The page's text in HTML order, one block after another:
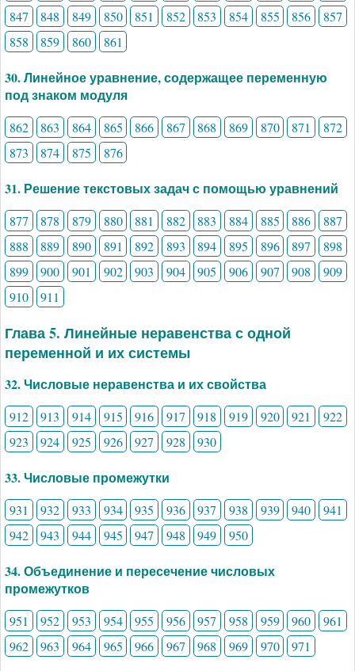
847
848 849 850 851 852 853 854 855 856
857
858
859 860 861
30. Линейное уравнение, содержащее переменную
под знаком модуля
862 863 864 865 866 867 868 869 870 871
872
873
874 875 876
31. Решение текстовых задач с помощью уравнений
877 878 879 880 881 882 883 884 885 886
887
888
889 890 891 892 893 894 895 896 897
898
899
900 901 902 903 904 905 906 907 908
909
910
911
Глава 5. Линейные неравенства с одной
переменной и их системы
32. Числовые неравенства и их свойства
912 913 914 915 916 917 918 919 920 921
922
923
924 925 926 927 928 930
33. Числовые промежутки
931 932 933 934 935 936 937 938 939 940
941
942
943 944 945 947 948 949 950
34. Объединение и пересечение числовых
промежутков
951 952 953 954 955 956 957 958 959 960
961
962
963 964 965 966 967 968 969 970 971